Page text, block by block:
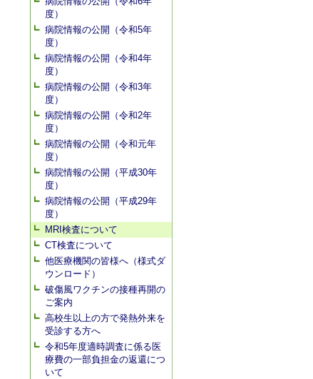
度）
病院情報の公開（令和5年
度）
病院情報の公開（令和4年
度）
病院情報の公開（令和3年
度）
病院情報の公開（令和2年
度）
病院情報の公開（令和元年
度）
病院情報の公開（平成30年
度）
病院情報の公開（平成29年
度）
MRI検査について
CT検査について
他医療機関の皆様へ（様式ダ
ウンロード）
破傷風ワクチンの接種再開の
ご案内
高校生以上の方で発熱外来を
受診する方へ
令和5年度適時調査に係る医
療費の一部負担金の返還につ
いて